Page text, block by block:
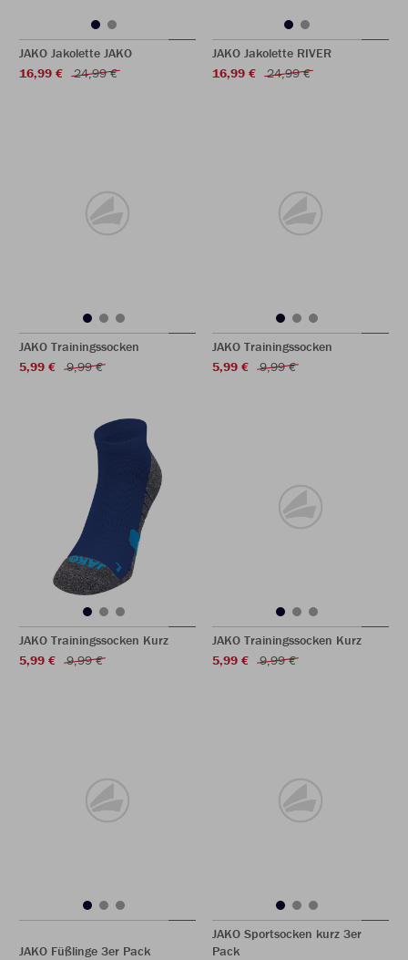
JAKO Jakolette JAKO
16,99 €
24,99 €
JAKO Jakolette RIVER
16,99 €
24,99 €
JAKO Trainingssocken
5,99 €
9,99 €
JAKO Trainingssocken
5,99 €
9,99 €
JAKO Trainingssocken Kurz
5,99 €
9,99 €
JAKO Trainingssocken Kurz
5,99 €
9,99 €
JAKO Füßlinge 3er Pack
JAKO Sportsocken kurz 3er
Pack